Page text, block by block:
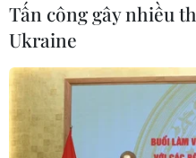
Tấn công gây nhiều
Ukraine